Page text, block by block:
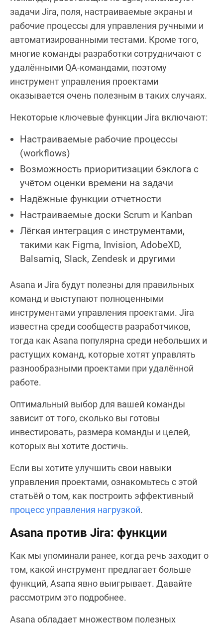
задачи Jira, поля, настраиваемые экраны и
рабочие процессы для управления ручными и
автоматизированными тестами. Кроме того,
многие команды разработки сотрудничают с
удалёнными QA-командами, поэтому
инструмент управления проектами
оказывается очень полезным в таких случаях.
Некоторые ключевые функции Jira включают:
Настраиваемые рабочие процессы
(workflows)
Возможность приоритизации бэклога с
учётом оценки времени на задачи
Надёжные функции отчетности
Настраиваемые доски Scrum и Kanban
Лёгкая интеграция с инструментами,
такими как Figma, Invision, AdobeXD,
Balsamiq, Slack, Zendesk и другими
Asana и Jira будут полезны для правильных
команд и выступают полноценными
инструментами управления проектами. Jira
известна среди сообществ разработчиков,
тогда как Asana популярна среди небольших и
растущих команд, которые хотят управлять
разнообразными проектами при удалённой
работе.
Оптимальный выбор для вашей команды
зависит от того, сколько вы готовы
инвестировать, размера команды и целей,
которых вы хотите достичь.
Если вы хотите улучшить свои навыки
управления проектами, ознакомьтесь с этой
статьёй о том, как построить эффективный
процесс управления нагрузкой.
Asana против Jira: функции
Как мы упоминали ранее, когда речь заходит о
том, какой инструмент предлагает больше
функций, Asana явно выигрывает. Давайте
рассмотрим это подробнее.
Asana обладает множеством полезных